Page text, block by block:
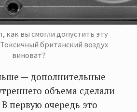
как вы смогли допустить эту
британский воздух
виноват?
— дополнительные
объема сделали
первую очередь это